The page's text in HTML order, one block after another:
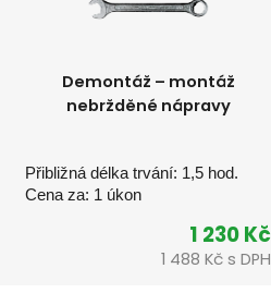
Demontáž – montáž
nebržděné nápravy
Přibližná délka trvání: 1,5 hod.
Cena za: 1 úkon
1 230 Kč
1 488 Kč s DPH